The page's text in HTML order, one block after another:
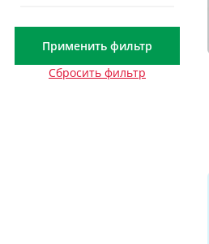
Применить фильтр
Сбросить фильтр